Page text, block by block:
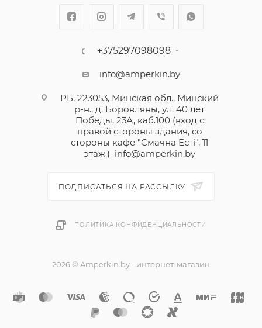
+375297098098
info@amperkin.by
РБ, 223053, Минская обл., Минский
р-н., д. Боровляны, ул. 40 лет
Победы, 23А, каб.100 (вход с
правой стороны здания, со
стороны кафе "Смачна Естi", 11
этаж.) info@amperkin.by
ПОДПИСАТЬСЯ НА РАССЫЛКУ
ПОЛИТИКА КОНФИДЕНЦИАЛЬНОСТИ
2026 © Amperkin.by - интернет-магазин